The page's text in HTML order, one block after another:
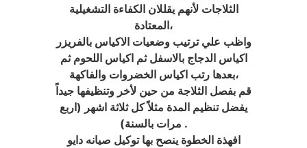
الثلاجات لأنهم يقللان الكفاءة التشغيلية
المعتادة،
واظب علي ترتيب وضعيات الاكياس بالفريزر
اكياس الدجاج بالاسفل ثم اكياس اللحوم ثم
بعدها رتب اكياس الخضروات والفاكهة،
قم بفصل الثلاجة من حين لأخر وتنظيفها جيداً
يفضل تنظيم المدة مثلاً كل ثلاثة اشهر (اربع
مرات بالسنة) .
افهذة الخطوة ينصح بها توكيل صيانه دايو